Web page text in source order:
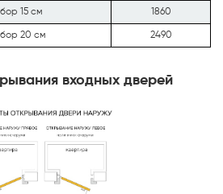
15 см 1860
20 см 2490
входных дверей